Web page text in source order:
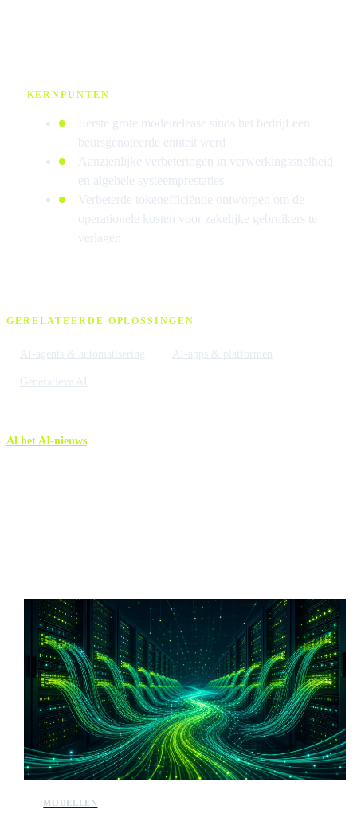
KERNPUNTEN
Eerste grote modelrelease sinds het bedrijf een
beursgenoteerde entiteit werd
Aanzienlijke verbeteringen in verwerkingssnelheid
en algehele systeemprestaties
Verbeterde tokenefficiëntie ontworpen om de
operationele kosten voor zakelijke gebruikers te
verlagen
GERELATEERDE OPLOSSINGEN
AI-agents & automatisering AI-apps & platformen
Generatieve AI
Al het AI-nieuws
MODELLEN